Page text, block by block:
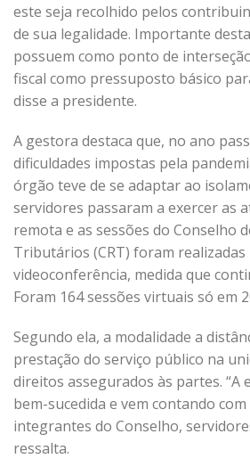
este seja recolhido pelos
de sua legalidade. Importante
possuem como ponto de
fiscal como pressuposto básico
disse a presidente.
A gestora destaca que, no ano
dificuldades impostas pela
órgão teve de se adaptar ao
servidores passaram a exercer as
remota e as sessões do Conselho
Tributários (CRT) foram
videoconferência, medida que
Foram 164 sessões virtuais só em
Segundo ela, a modalidade a
prestação do serviço público na
direitos assegurados às partes. “A
bem-sucedida e vem contando
integrantes do Conselho,
ressalta.